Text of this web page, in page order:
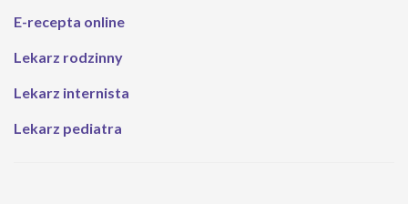
E-recepta online
Lekarz rodzinny
Lekarz internista
Lekarz pediatra